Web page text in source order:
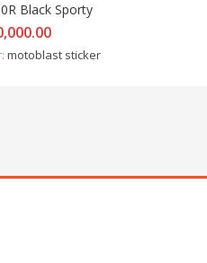
Black Sporty
motoblast sticker